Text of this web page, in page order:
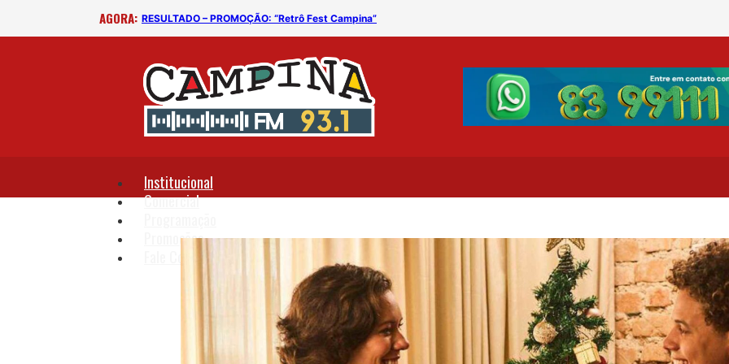
AGORA: RESULTADO – PROMOÇÃO: “Retrô Fest Campina” Procon Municipal divulga
Institucional
Comercial
Promoções
Fale Conosco